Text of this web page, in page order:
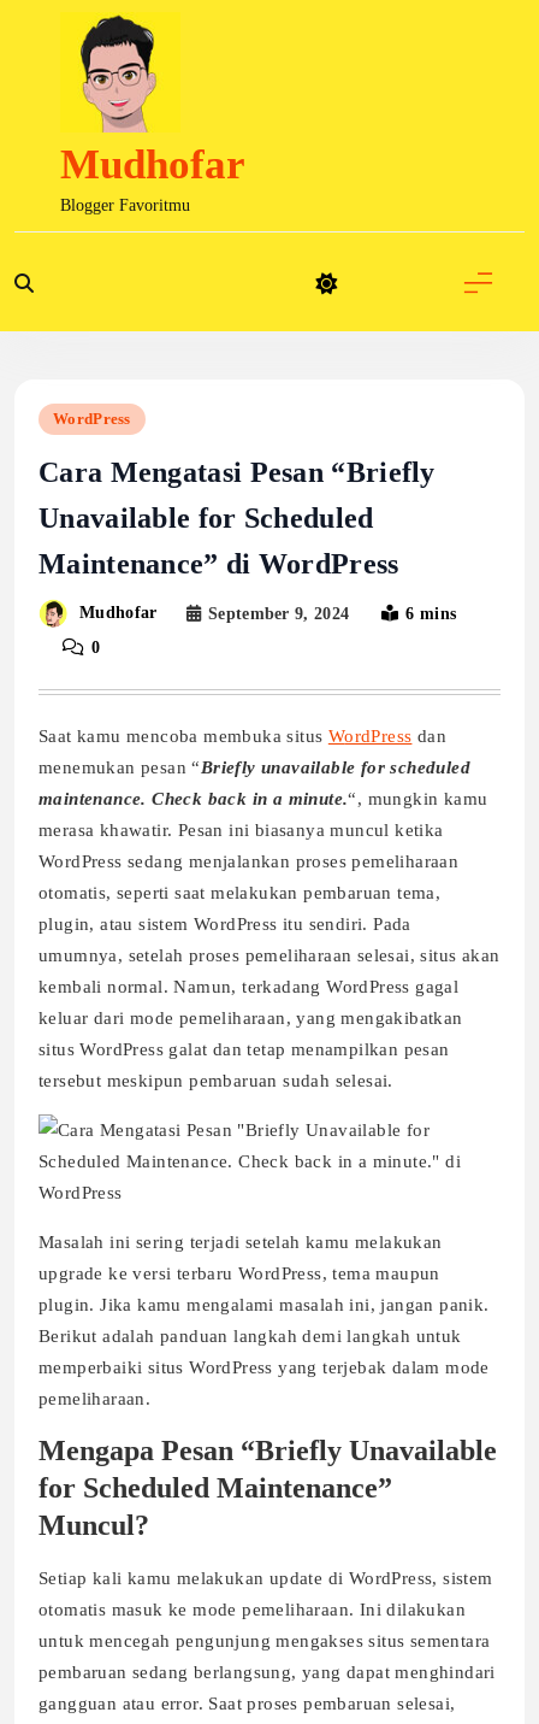
Mudhofar
Blogger Favoritmu
WordPress
Cara Mengatasi Pesan “Briefly
Unavailable for Scheduled
Maintenance” di WordPress
Mudhofar September 9, 2024
6 mins
0
Saat kamu mencoba membuka situs WordPress dan
menemukan pesan “Briefly unavailable for scheduled
maintenance. Check back in a minute.“, mungkin kamu
merasa khawatir. Pesan ini biasanya muncul ketika
WordPress sedang menjalankan proses pemeliharaan
otomatis, seperti saat melakukan pembaruan tema,
plugin, atau sistem WordPress itu sendiri. Pada
umumnya, setelah proses pemeliharaan selesai, situs akan
kembali normal. Namun, terkadang WordPress gagal
keluar dari mode pemeliharaan, yang mengakibatkan
situs WordPress galat dan tetap menampilkan pesan
tersebut meskipun pembaruan sudah selesai.
Masalah ini sering terjadi setelah kamu melakukan
upgrade ke versi terbaru WordPress, tema maupun
plugin. Jika kamu mengalami masalah ini, jangan panik.
Berikut adalah panduan langkah demi langkah untuk
memperbaiki situs WordPress yang terjebak dalam mode
pemeliharaan.
Mengapa Pesan “Briefly Unavailable
for Scheduled Maintenance”
Muncul?
Setiap kali kamu melakukan update di WordPress, sistem
otomatis masuk ke mode pemeliharaan. Ini dilakukan
untuk mencegah pengunjung mengakses situs sementara
pembaruan sedang berlangsung, yang dapat menghindari
gangguan atau error. Saat proses pembaruan selesai,